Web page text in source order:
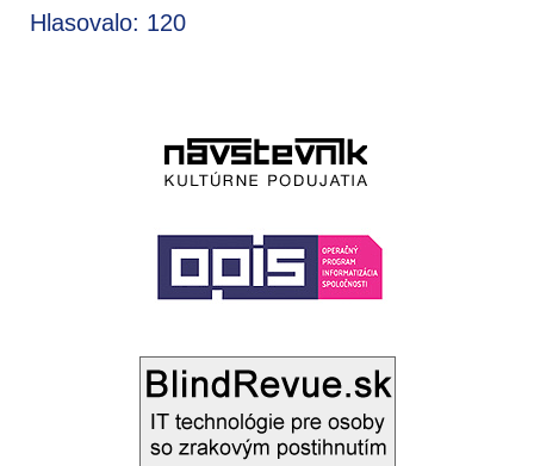
Hlasovalo: 120